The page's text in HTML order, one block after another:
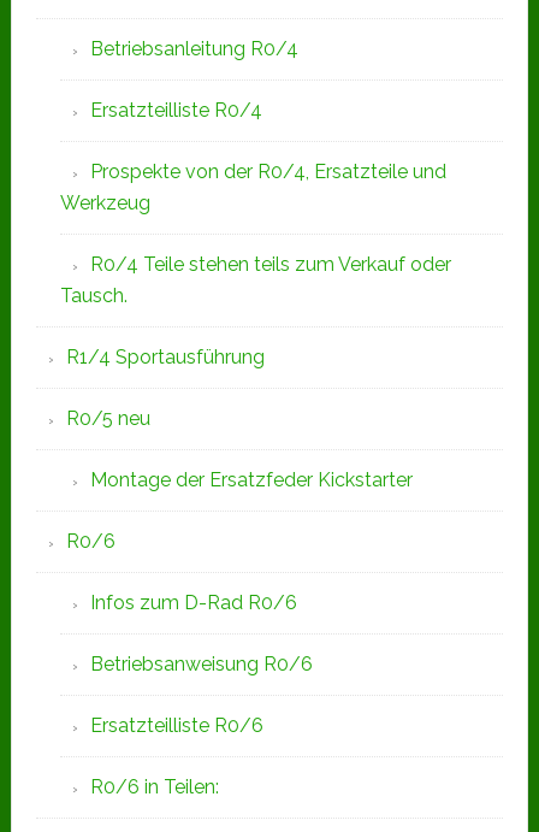
Betriebsanleitung R0/4
Ersatzteilliste R0/4
Prospekte von der R0/4, Ersatzteile und
Werkzeug
R0/4 Teile stehen teils zum Verkauf oder
Tausch.
R1/4 Sportausführung
R0/5 neu
Montage der Ersatzfeder Kickstarter
R0/6
Infos zum D-Rad R0/6
Betriebsanweisung R0/6
Ersatzteilliste R0/6
R0/6 in Teilen: